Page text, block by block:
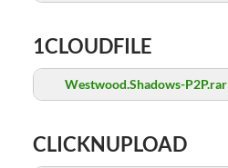
1CLOUDFILE
Westwood.Shadows-P2P.rar
CLICKNUPLOAD